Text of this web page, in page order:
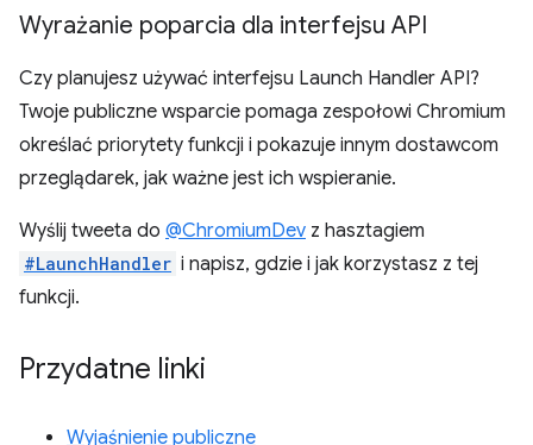
Wyrażanie poparcia dla interfejsu API
Czy planujesz używać interfejsu Launch Handler API?
Twoje publiczne wsparcie pomaga zespołowi Chromium
określać priorytety funkcji i pokazuje innym dostawcom
przeglądarek, jak ważne jest ich wspieranie.
Wyślij tweeta do @ChromiumDev z hasztagiem
#LaunchHandler i napisz, gdzie i jak korzystasz z tej
funkcji.
Przydatne linki
Wyjaśnienie publiczne